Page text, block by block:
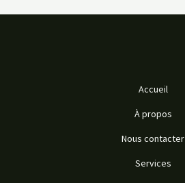
Accueil
À propos
Nous contacter
Services